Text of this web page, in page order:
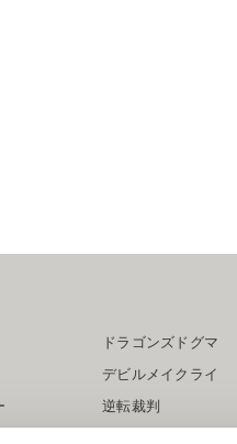
ドラゴンズドグマ
デビルメイクライ
逆転裁判